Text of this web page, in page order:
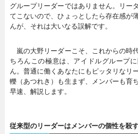
グループリーダーではありません。リー
てこないので、ひょっとしたら存在感が
んが、それは大いなる誤解です。
嵐の大野リーダーこそ、これからの時
ちろんこの極意は、アイドルグループ
ん。普通に働くあなたにもピッタリなリ
轢（あつれき）も生まず、メンバーも育
早速、解説します。
従来型のリーダーはメンバーの個性を殺